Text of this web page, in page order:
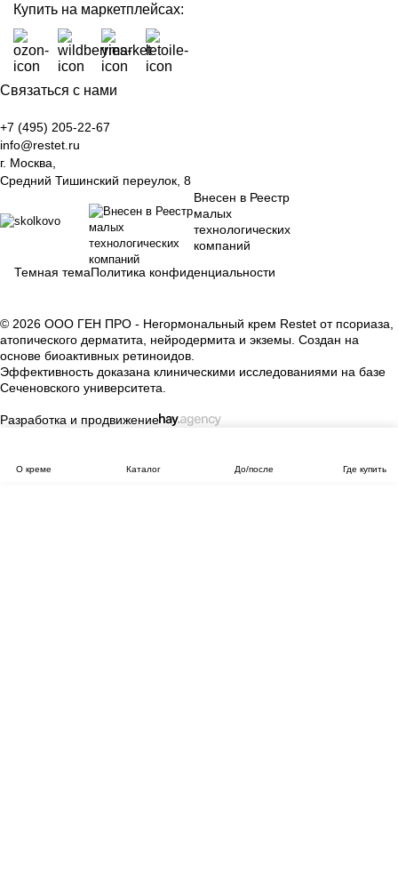
Купить на маркетплейсах:
Связаться с нами
+7 (495) 205-22-67
info@restet.ru
г. Москва,
Средний Тишинский переулок, 8
Внесен в Реестр
малых
технологических
компаний
Темная темаПолитика конфиденциальности
© 2026 ООО ГЕН ПРО - Негормональный крем Restet от псориаза,
атопического дерматита, нейродермита и экземы. Создан на
основе биоактивных ретиноидов.
Эффективность доказана клиническими исследованиями на базе
Сеченовского университета.
Разработка и продвижение
О креме Каталог До/после Где купить